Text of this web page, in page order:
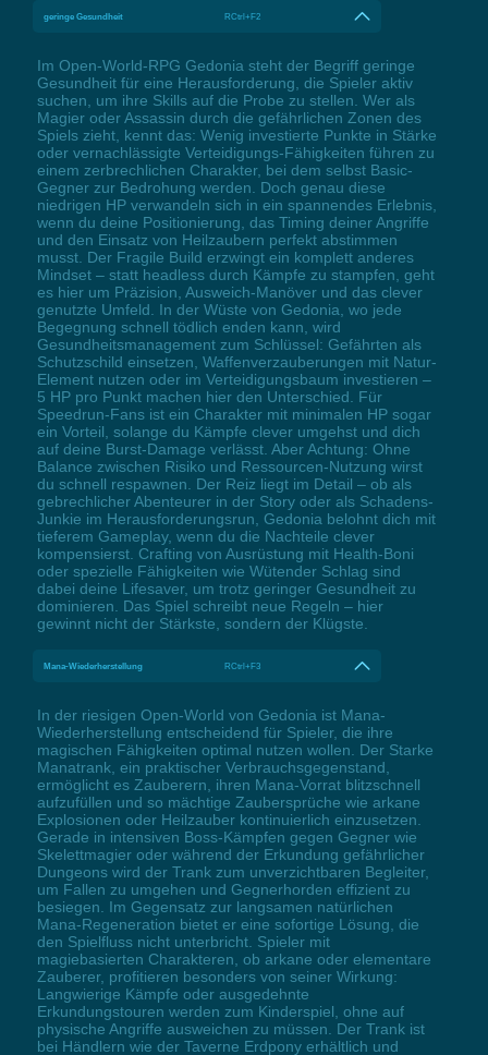
geringe Gesundheit RCtrl+F2
Im Open-World-RPG Gedonia steht der Begriff geringe
Gesundheit für eine Herausforderung, die Spieler aktiv
suchen, um ihre Skills auf die Probe zu stellen. Wer als
Magier oder Assassin durch die gefährlichen Zonen des
Spiels zieht, kennt das: Wenig investierte Punkte in Stärke
oder vernachlässigte Verteidigungs-Fähigkeiten führen zu
einem zerbrechlichen Charakter, bei dem selbst Basic-
Gegner zur Bedrohung werden. Doch genau diese
niedrigen HP verwandeln sich in ein spannendes Erlebnis,
wenn du deine Positionierung, das Timing deiner Angriffe
und den Einsatz von Heilzaubern perfekt abstimmen
musst. Der Fragile Build erzwingt ein komplett anderes
Mindset – statt headless durch Kämpfe zu stampfen, geht
es hier um Präzision, Ausweich-Manöver und das clever
genutzte Umfeld. In der Wüste von Gedonia, wo jede
Begegnung schnell tödlich enden kann, wird
Gesundheitsmanagement zum Schlüssel: Gefährten als
Schutzschild einsetzen, Waffenverzauberungen mit Natur-
Element nutzen oder im Verteidigungsbaum investieren –
5 HP pro Punkt machen hier den Unterschied. Für
Speedrun-Fans ist ein Charakter mit minimalen HP sogar
ein Vorteil, solange du Kämpfe clever umgehst und dich
auf deine Burst-Damage verlässt. Aber Achtung: Ohne
Balance zwischen Risiko und Ressourcen-Nutzung wirst
du schnell respawnen. Der Reiz liegt im Detail – ob als
gebrechlicher Abenteurer in der Story oder als Schadens-
Junkie im Herausforderungsrun, Gedonia belohnt dich mit
tieferem Gameplay, wenn du die Nachteile clever
kompensierst. Crafting von Ausrüstung mit Health-Boni
oder spezielle Fähigkeiten wie Wütender Schlag sind
dabei deine Lifesaver, um trotz geringer Gesundheit zu
dominieren. Das Spiel schreibt neue Regeln – hier
gewinnt nicht der Stärkste, sondern der Klügste.
Mana-Wiederherstellung RCtrl+F3
In der riesigen Open-World von Gedonia ist Mana-
Wiederherstellung entscheidend für Spieler, die ihre
magischen Fähigkeiten optimal nutzen wollen. Der Starke
Manatrank, ein praktischer Verbrauchsgegenstand,
ermöglicht es Zauberern, ihren Mana-Vorrat blitzschnell
aufzufüllen und so mächtige Zaubersprüche wie arkane
Explosionen oder Heilzauber kontinuierlich einzusetzen.
Gerade in intensiven Boss-Kämpfen gegen Gegner wie
Skelettmagier oder während der Erkundung gefährlicher
Dungeons wird der Trank zum unverzichtbaren Begleiter,
um Fallen zu umgehen und Gegnerhorden effizient zu
besiegen. Im Gegensatz zur langsamen natürlichen
Mana-Regeneration bietet er eine sofortige Lösung, die
den Spielfluss nicht unterbricht. Spieler mit
magiebasierten Charakteren, ob arkane oder elementare
Zauberer, profitieren besonders von seiner Wirkung:
Langwierige Kämpfe oder ausgedehnte
Erkundungstouren werden zum Kinderspiel, ohne auf
physische Angriffe ausweichen zu müssen. Der Trank ist
bei Händlern wie der Taverne Erdpony erhältlich und